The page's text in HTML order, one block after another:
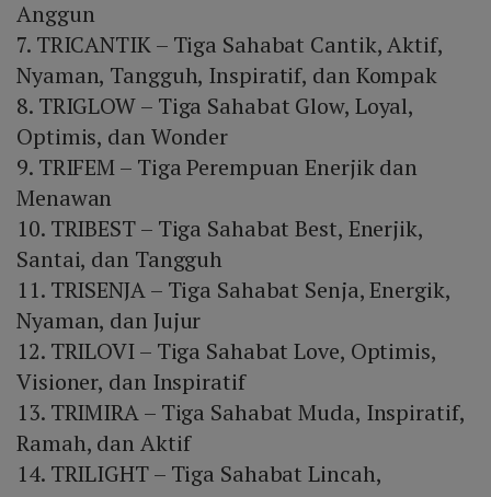
Anggun
7. TRICANTIK – Tiga Sahabat Cantik, Aktif,
Nyaman, Tangguh, Inspiratif, dan Kompak
8. TRIGLOW – Tiga Sahabat Glow, Loyal,
Optimis, dan Wonder
9. TRIFEM – Tiga Perempuan Enerjik dan
Menawan
10. TRIBEST – Tiga Sahabat Best, Enerjik,
Santai, dan Tangguh
11. TRISENJA – Tiga Sahabat Senja, Energik,
Nyaman, dan Jujur
12. TRILOVI – Tiga Sahabat Love, Optimis,
Visioner, dan Inspiratif
13. TRIMIRA – Tiga Sahabat Muda, Inspiratif,
Ramah, dan Aktif
14. TRILIGHT – Tiga Sahabat Lincah,